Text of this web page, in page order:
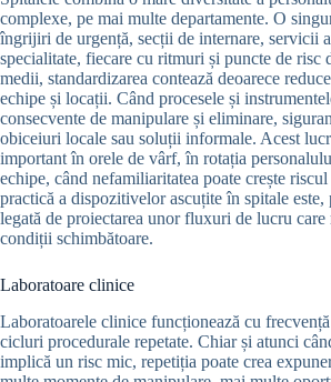
complexe, pe mai multe departamente. O
îngrijiri de urgență, secții de internare, servicii
specialitate, fiecare cu ritmuri și puncte de risc
medii, standardizarea contează deoarece
echipe și locații. Când procesele și
consecvente de manipulare și eliminare,
obiceiuri locale sau soluții informale. Acest
important în orele de vârf, în rotația
echipe, când nefamiliaritatea poate crește
practică a dispozitivelor ascuțite în spitale este,
legată de proiectarea unor fluxuri de lucru care
condiții schimbătoare.
Laboratoare clinice
Laboratoarele clinice funcționează cu
cicluri procedurale repetate. Chiar și atunci
implică un risc mic, repetiția poate crea